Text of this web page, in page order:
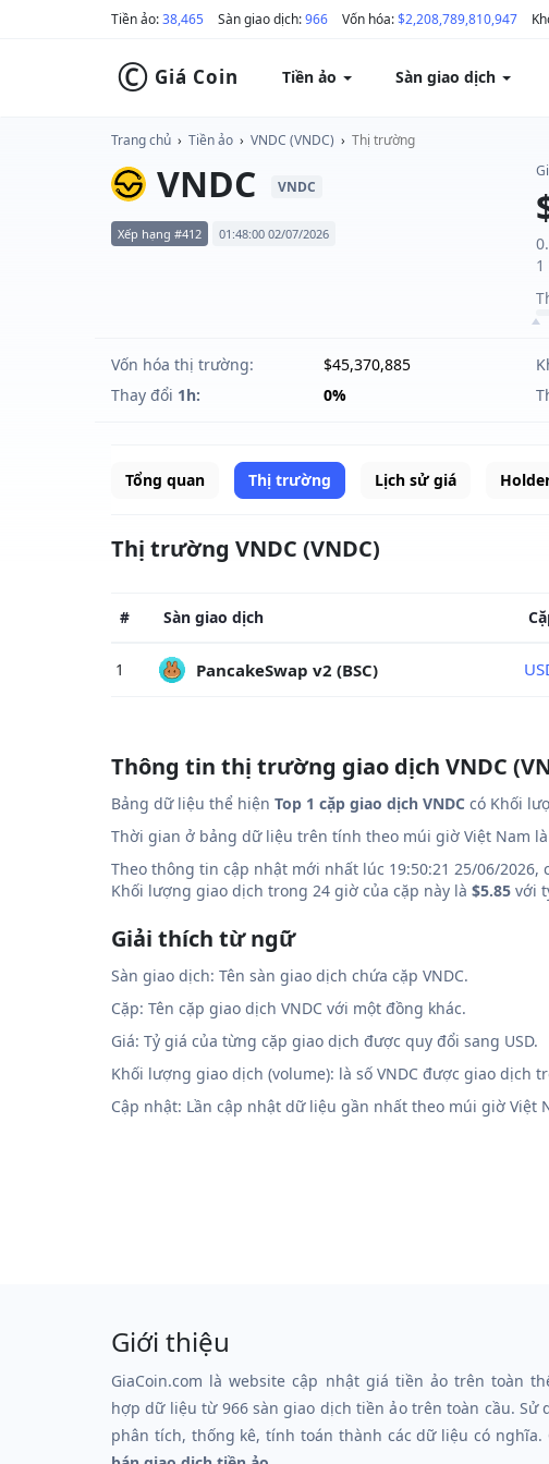
Tiền ảo:38,465 Sàn giao dịch:966 Vốn hóa:$2,208,789,810,947
© Giá Coin Tiền ảo Sàn giao dịch
Trang chủ › Tiền ảo › VNDC (VNDC) › Thị trường
VNDC VNDC
Xếp hạng #412 01:48:00 02/07/2026
1
Vốn hóa thị trường: $45,370,885
Thay đổi 1h: 0%
Tổng quan Thị trường Lịch sử giá
Thị trường VNDC (VNDC)
# Sàn giao dịch
1 PancakeSwap v2 (BSC)
Thông tin thị trường giao dịch VNDC
Bảng dữ liệu thể hiện Top 1 cặp giao dịch VNDC có Khối
Thời gian ở bảng dữ liệu trên tính theo múi giờ Việt Nam
Theo thông tin cập nhật mới nhất lúc 19:50:21 25/06/2026,
Khối lượng giao dịch trong 24 giờ của cặp này là $5.85 với
Giải thích từ ngữ
Sàn giao dịch: Tên sàn giao dịch chứa cặp VNDC.
Cặp: Tên cặp giao dịch VNDC với một đồng khác.
Giá: Tỷ giá của từng cặp giao dịch được quy đổi sang USD.
Khối lượng giao dịch (volume): là số VNDC được giao dịch
Cập nhật: Lần cập nhật dữ liệu gần nhất theo múi giờ Việt
Giới thiệu
GiaCoin.com là website cập nhật giá tiền ảo trên toàn
hợp dữ liệu từ 966 sàn giao dịch tiền ảo trên toàn cầu. Sử
phân tích, thống kê, tính toán thành các dữ liệu có nghĩa.